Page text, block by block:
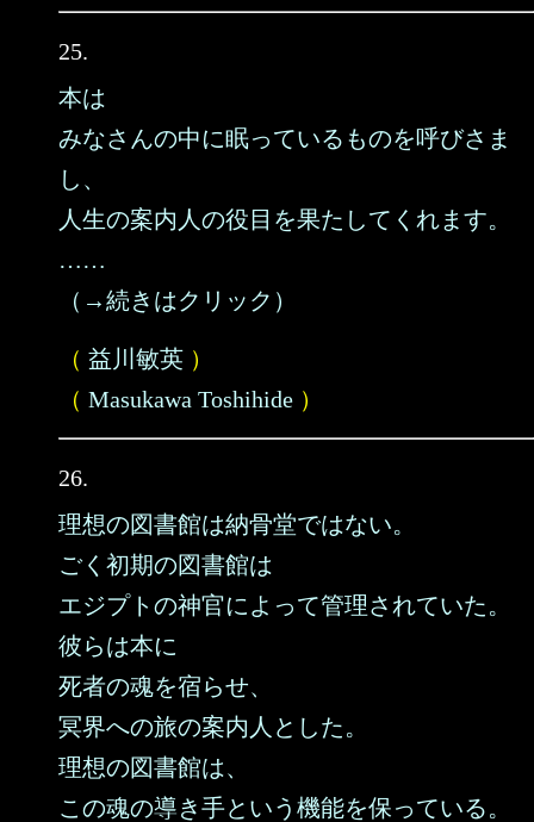
25.
本は
みなさんの中に眠っているものを呼びさま
し、
人生の案内人の役目を果たしてくれます。
……
（→続きはクリック）
（ 益川敏英 ）
（ Masukawa Toshihide ）
26.
理想の図書館は納骨堂ではない。
ごく初期の図書館は
エジプトの神官によって管理されていた。
彼らは本に
死者の魂を宿らせ、
冥界への旅の案内人とした。
理想の図書館は、
この魂の導き手という機能を保っている。